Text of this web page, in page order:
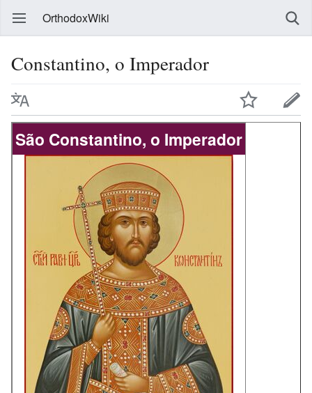
OrthodoxWiki
Constantino, o Imperador
São Constantino, o Imperador